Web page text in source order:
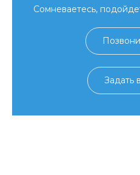
Сомневаетесь,
Задать